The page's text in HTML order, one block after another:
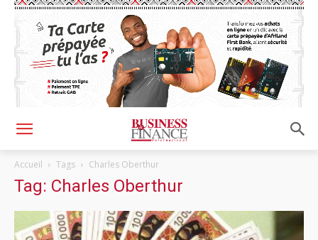
Accueil Tags Charles Oberthur
Tag: Charles Oberthur